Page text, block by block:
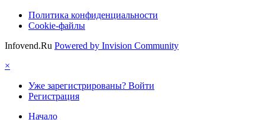
Политика конфиденциальности
Cookie-файлы
Infovend.Ru Powered by Invision Community
×
Уже зарегистрированы? Войти
Регистрация
Начало